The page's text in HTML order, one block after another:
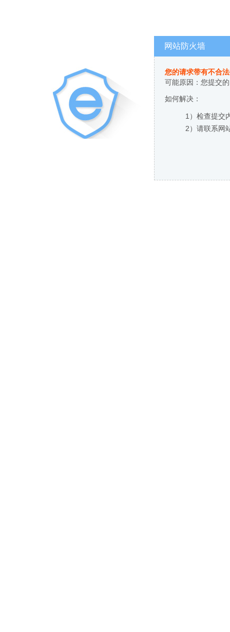
网站防火墙
您的请求带有不合
可能原因：您提交
如何解决：
1）检查提交
2）请联系网